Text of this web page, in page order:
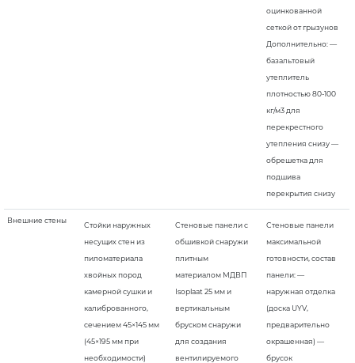
оцинкованной
сеткой от грызунов
Дополнительно: —
базальтовый
утеплитель
плотностью 80-100
кг/м3 для
перекрестного
утепления снизу —
обрешетка для
подшива
перекрытия снизу
Внешние стены
Стойки наружных
несущих стен из
пиломатериала
хвойных пород
камерной сушки и
калиброванного,
сечением 45×145 мм
(45×195 мм при
необходимости)
Стеновые панели с
обшивкой снаружи
плитным
материалом МДВП
Isoplaat 25 мм и
вертикальным
бруском снаружи
для создания
вентилируемого
Стеновые панели
максимальной
готовности, состав
панели: —
наружная отделка
(доска UYV,
предварительно
окрашенная) —
брусок